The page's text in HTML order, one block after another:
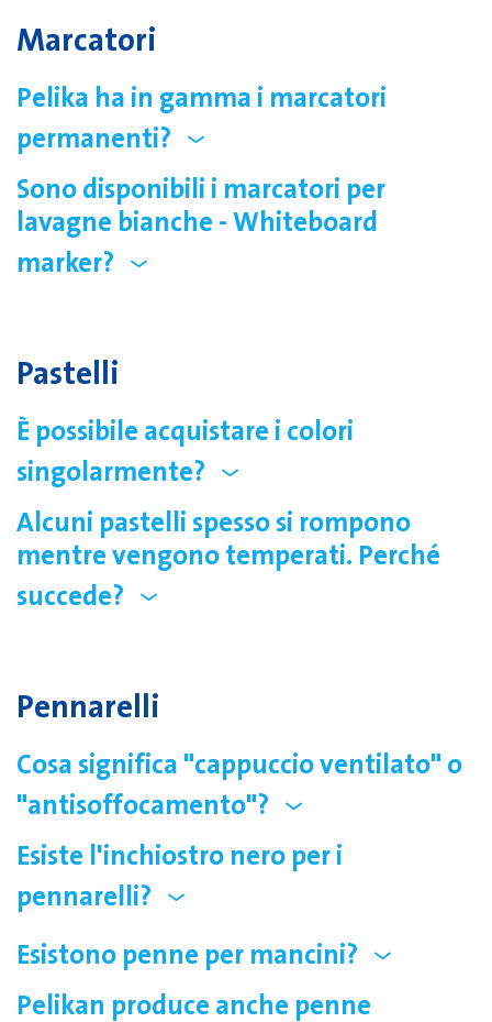
Marcatori
Pelika ha in gamma i marcatori
permanenti?
Sono disponibili i marcatori per
lavagne bianche - Whiteboard
marker?
Pastelli
È possibile acquistare i colori
singolarmente?
Alcuni pastelli spesso si rompono
mentre vengono temperati. Perché
succede?
Pennarelli
Cosa significa "cappuccio ventilato" o
"antisoffocamento"?
Esiste l'inchiostro nero per i
pennarelli?
Esistono penne per mancini?
Pelikan produce anche penne